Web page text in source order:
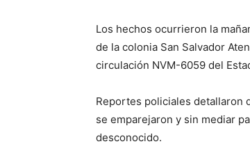
Los hechos ocurrieron la
de la colonia San Salvador
circulación NVM-6059 del
Reportes policiales detallaron
se emparejaron y sin mediar
desconocido.